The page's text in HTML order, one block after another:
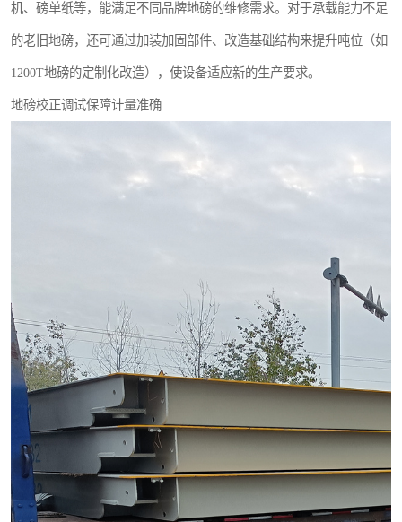
机、磅单纸等，能满足不同品牌地磅的维修需求。对于承载能力不足
的老旧地磅，还可通过加装加固部件、改造基础结构来提升吨位（如
1200T地磅的定制化改造），使设备适应新的生产要求。
地磅校正调试保障计量准确